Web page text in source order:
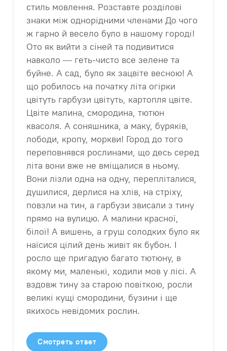
стиль мовлення. Розставте розділові
знаки між однорідними членами До чого
ж гарно й весело було в нашому городі!
Ото як вийти з сіней та подивитися
навколо — геть-чисто все зелене та
буйне. А сад, було як зацвіте весною! А
що робилось на початку літа огірки
цвітуть гарбузи цвітуть, картопля цвіте.
Цвіте малина, смородина, тютюн
квасоля. А соняшника, а маку, буряків,
лободи, кропу, моркви! Город до того
переповнявся рослинами, що десь серед
літа вони вже не вміщалися в ньому.
Вони лізли одна на одну, перепліталися,
душилися, дерлися на хлів, на стріху,
повзли на тин, а гарбузи звисали з тину
прямо на вулицю. А малини красної,
білої! А вишень, а груш солодких було як
наїсися цілий день живіт як бубон. І
росло ще пригадую багато тютюну, в
якому ми, маленькі, ходили мов у лісі. А
вздовж тину за старою повіткою, росли
великі кущі смородини, бузини і ще
якихось невідомих рослин.​
Смотреть ответ